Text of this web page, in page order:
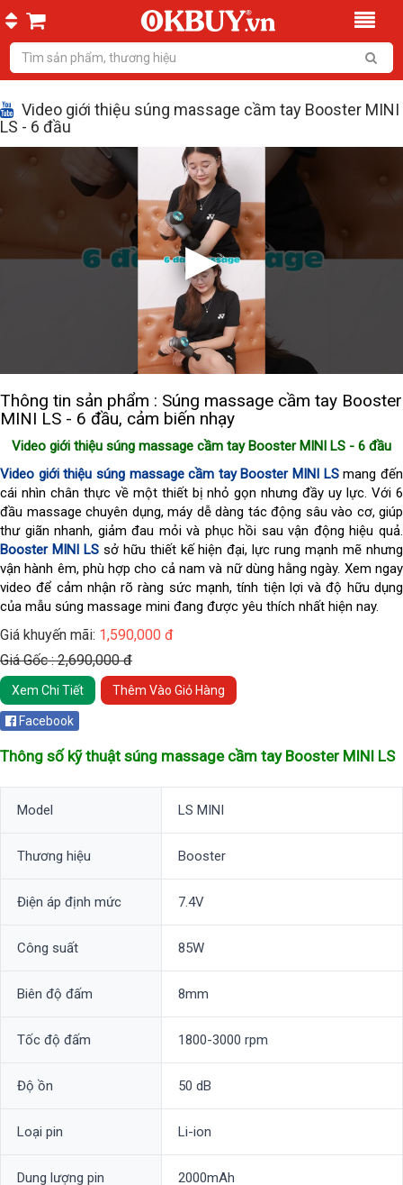
Video giới thiệu súng massage cầm tay Booster MINI
LS - 6 đầu
Thông tin sản phẩm : Súng massage cầm tay Booster
MINI LS - 6 đầu, cảm biến nhạy
Video giới thiệu súng massage cầm tay Booster MINI LS - 6 đầu
Video giới thiệu súng massage cầm tay Booster MINI LSmang đến
cái nhìn chân thực về một thiết bị nhỏ gọn nhưng đầy uy lực. Với 6
đầu massage chuyên dụng, máy dễ dàng tác động sâu vào cơ, giúp
thư giãn nhanh, giảm đau mỏi và phục hồi sau vận động hiệu quả.
Booster MINI LSsở hữu thiết kế hiện đại, lực rung mạnh mẽ nhưng
vận hành êm, phù hợp cho cả nam và nữ dùng hằng ngày. Xem ngay
video để cảm nhận rõ ràng sức mạnh, tính tiện lợi và độ hữu dụng
của mẫu súng massage mini đang được yêu thích nhất hiện nay.
Giá khuyến mãi: 1,590,000 đ
Giá Gốc : 2,690,000 đ
Xem Chi Tiết Thêm Vào Giỏ Hàng
Facebook
Thông số kỹ thuật súng massage cầm tay Booster MINI LS
Model LS MINI
Thương hiệu Booster
Điện áp định mức 7.4V
Công suất 85W
Biên độ đấm 8mm
Tốc độ đấm 1800-3000 rpm
Độ ồn 50 dB
Loại pin Li-ion
Dung lượng pin 2000mAh